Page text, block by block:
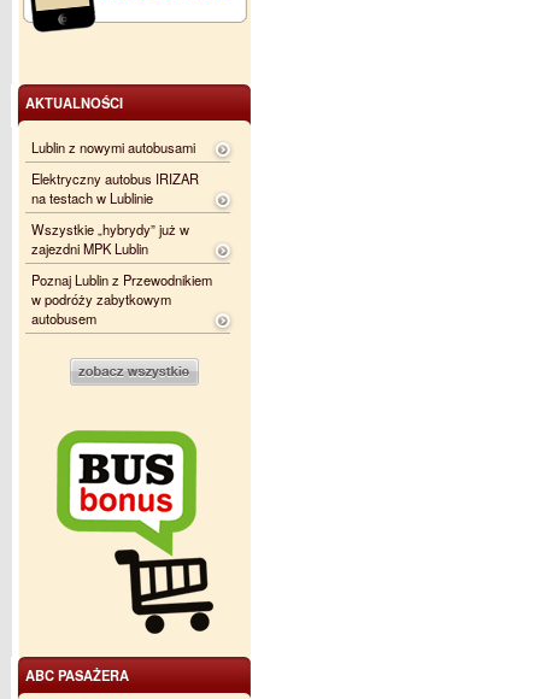
AKTUALNOŚCI
Lublin z nowymi autobusami
Elektryczny autobus IRIZAR
na testach w Lublinie
Wszystkie „hybrydy” już w
zajezdni MPK Lublin
Poznaj Lublin z Przewodnikiem
w podróży zabytkowym
autobusem
ABC PASAŻERA